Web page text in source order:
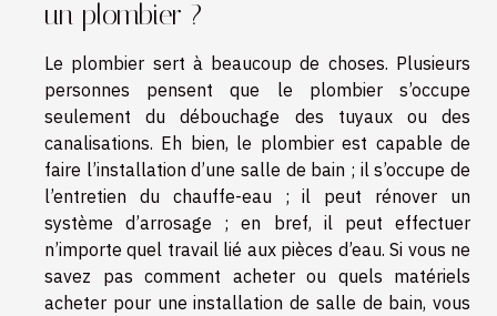
un plombier ?
Le plombier sert à beaucoup de choses. Plusieurs
personnes pensent que le plombier s’occupe
seulement du débouchage des tuyaux ou des
canalisations. Eh bien, le plombier est capable de
faire l’installation d’une salle de bain ; il s’occupe de
l’entretien du chauffe-eau ; il peut rénover un
système d’arrosage ; en bref, il peut effectuer
n’importe quel travail lié aux pièces d’eau. Si vous ne
savez pas comment acheter ou quels matériels
acheter pour une installation de salle de bain, vous